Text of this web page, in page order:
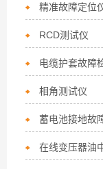
精准故障定位
RCD测试仪
电缆护套故障
相角测试仪
蓄电池接地故
在线变压器油